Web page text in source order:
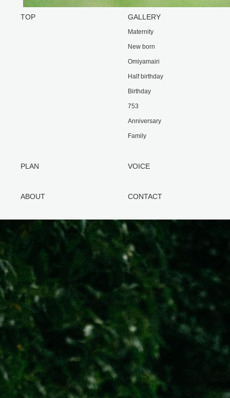
TOP GALLERY
Maternity
New born
Omiyamairi
Half birthday
Birthday
753
Anniversary
Family
PLAN VOICE
ABOUT CONTACT